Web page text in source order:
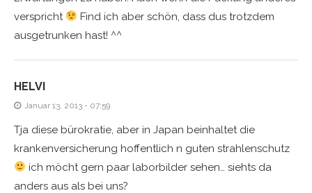
verspricht
Find ich aber schön, dass dus trotzdem
ausgetrunken hast! ^^
HELVI
Januar 13, 2013 - 07:59
Tja diese bürokratie, aber in Japan beinhaltet die
krankenversicherung hoffentlich n guten strahlenschutz
ich möcht gern paar laborbilder sehen… siehts da
anders aus als bei uns?